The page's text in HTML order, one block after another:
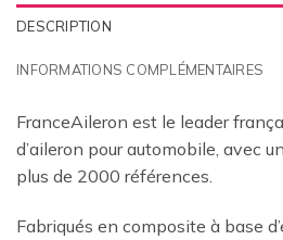
DESCRIPTION
INFORMATIONS COMPLÉMENTAIRES
FranceAileron est le leader
d’aileron pour automobile, avec
plus de 2000 références.
Fabriqués en composite à base